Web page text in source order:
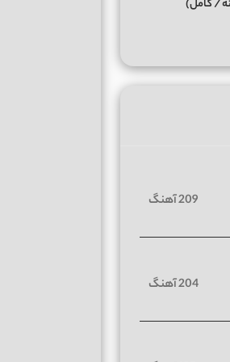
/ کامل)
209 آهنگ
204 آهنگ